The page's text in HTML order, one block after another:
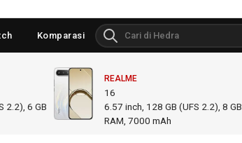
Komparasi
2.2), 6 GB
REALME
16
6.57 inch, 128 GB (UFS 2.2), 8 GB
RAM 7000 mAh